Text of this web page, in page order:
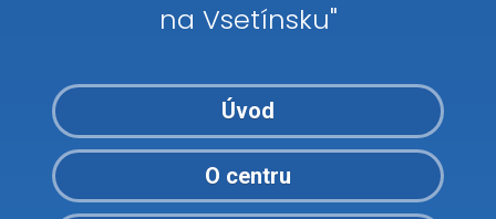
na Vsetínsku"
Úvod
O centru